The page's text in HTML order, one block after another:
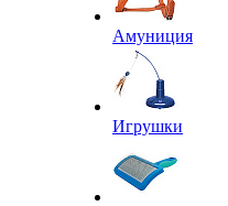
Амуниция
Игрушки